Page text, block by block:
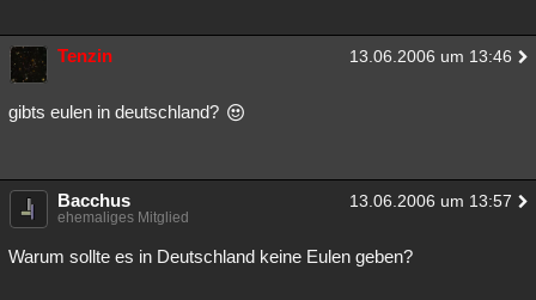
Tenzin 13.06.2006 um 13:46
gibts eulen in deutschland?
Bacchus 13.06.2006 um 13:57
ehemaliges Mitglied
Warum sollte es in Deutschland keine Eulen geben?